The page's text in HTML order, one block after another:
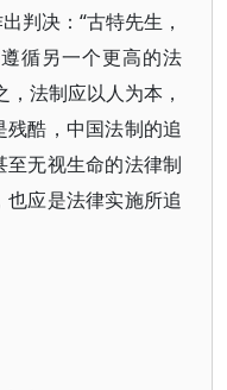
判决：“古特先生，
循另一个更高的法
法制应以人为本，
酷，中国法制的追
无视生命的法律制
应是法律实施所追